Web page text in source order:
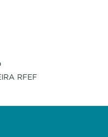
s
RFEF